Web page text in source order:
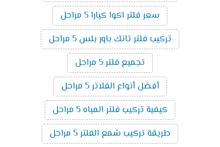
سعر فلتر اكوا كيارا 5 مراحل
تركيب فلتر تانك باور بلس 5 مراحل
تجميع فلتر 5 مراحل
أفضل أنواع الفلاتر 5 مراحل
كيفية تركيب فلتر المياه 5 مراحل
طريقة تركيب شمع الفلتر 5 مراحل